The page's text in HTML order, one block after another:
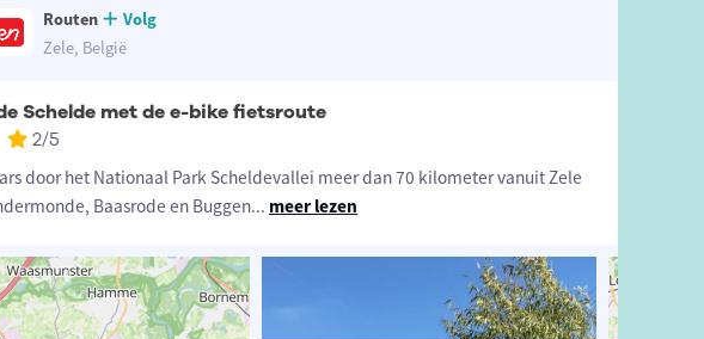
Routen
Volg
Zele, België
Schelde met de e-bike fietsroute
2/5
door het Nationaal Park Scheldevallei meer dan 70 kilometer vanuit Zele
Baasrode en Buggen... meer lezen